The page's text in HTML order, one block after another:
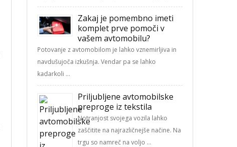
Zakaj je pomembno imeti
komplet prve pomoči v
vašem avtomobilu?
Potovanje z avtomobilom je lahko vznemirljiva in
navdušujoča izkušnja. Vendar pa se lahko
kadarkoli …
Priljubljene avtomobilske
preproge iz tekstila
Notranjost svojega vozila lahko
zaščitite na najrazličnejše načine. Na
trgu so namreč na voljo …